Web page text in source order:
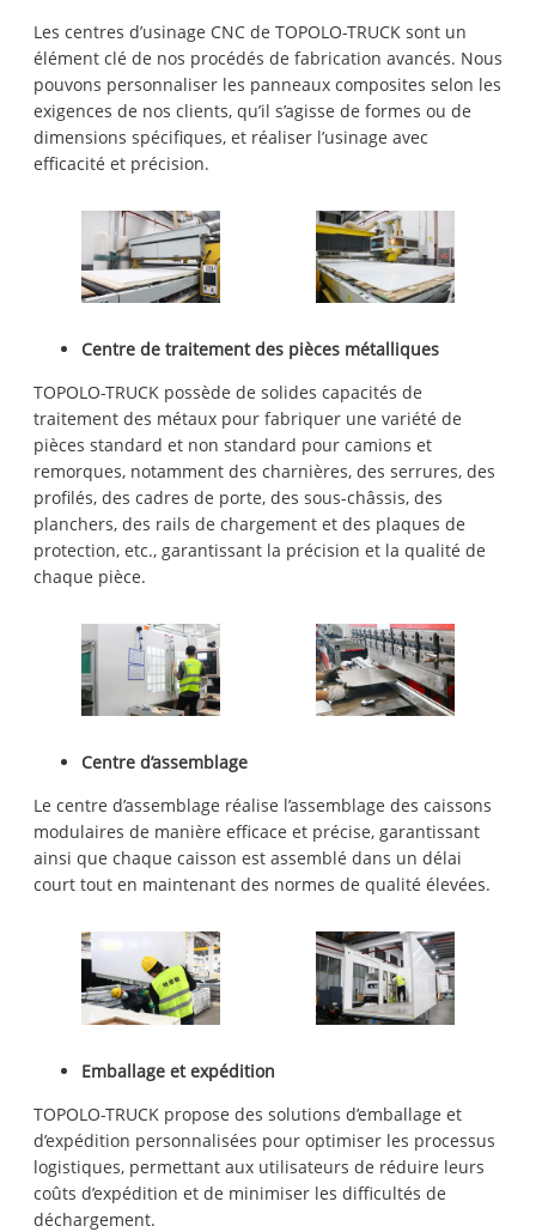
Les centres d’usinage CNC de TOPOLO-TRUCK sont un
élément clé de nos procédés de fabrication avancés. Nous
pouvons personnaliser les panneaux composites selon les
exigences de nos clients, qu’il s’agisse de formes ou de
dimensions spécifiques, et réaliser l’usinage avec
efficacité et précision.
Centre de traitement des pièces métalliques
TOPOLO-TRUCK possède de solides capacités de
traitement des métaux pour fabriquer une variété de
pièces standard et non standard pour camions et
remorques, notamment des charnières, des serrures, des
profilés, des cadres de porte, des sous-châssis, des
planchers, des rails de chargement et des plaques de
protection, etc., garantissant la précision et la qualité de
chaque pièce.
Centre d’assemblage
Le centre d’assemblage réalise l’assemblage des caissons
modulaires de manière efficace et précise, garantissant
ainsi que chaque caisson est assemblé dans un délai
court tout en maintenant des normes de qualité élevées.
Emballage et expédition
TOPOLO-TRUCK propose des solutions d’emballage et
d’expédition personnalisées pour optimiser les processus
logistiques, permettant aux utilisateurs de réduire leurs
coûts d’expédition et de minimiser les difficultés de
déchargement.